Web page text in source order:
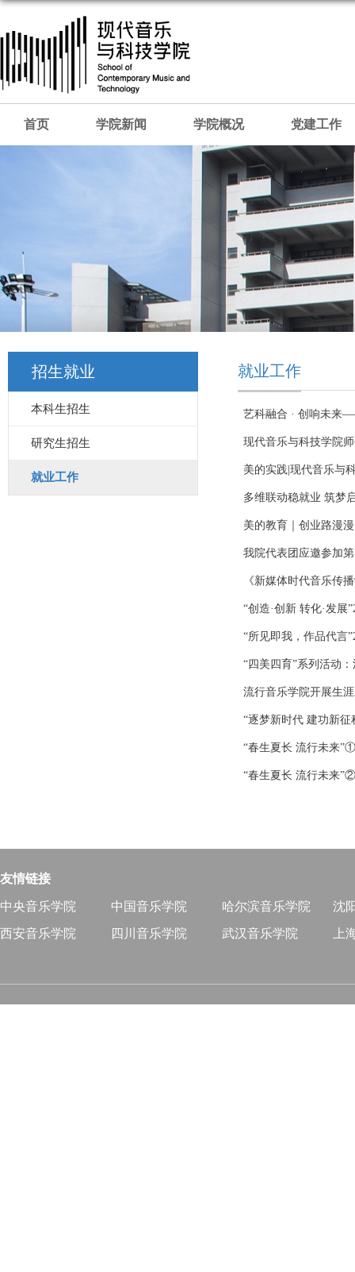
首页 学院新闻 学院概况 党建工作
招生就业
本科生招生
研究生招生
就业工作
就业工作
艺科融合 · 创响未来
现代音乐与科技学院
美的实践|现代音乐与
多维联动稳就业 筑梦
美的教育｜创业路漫
我院代表团应邀参加
《新媒体时代音乐传
“创造·创新 转化·发展
“所见即我，作品代言
“四美四育”系列活动
流行音乐学院开展生
“逐梦新时代 建功新
“春生夏长 流行未来
“春生夏长 流行未来
友情链接
中央音乐学院 中国音乐学院 哈尔滨音乐学院
沈
西安音乐学院
四川音乐学院 武汉音乐学院 上